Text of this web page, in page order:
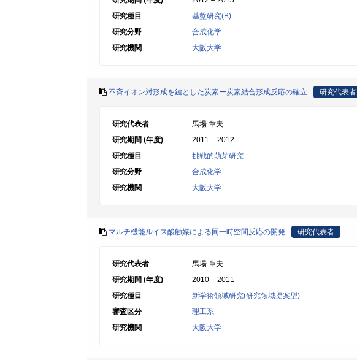
研究種目
基盤研究(B)
研究分野
合成化学
研究機関
大阪大学
不斉イオン対形成を鍵とした炭素ー炭素結合形成反応の確立 研究代表者
研究代表者
馬場 章夫
研究期間 (年度)
2011 – 2012
研究種目
挑戦的萌芽研究
研究分野
合成化学
研究機関
大阪大学
マルチ機能ルイス酸触媒による同一時空間反応の開発 研究代表者
研究代表者
馬場 章夫
研究期間 (年度)
2010 – 2011
研究種目
新学術領域研究(研究領域提案型)
審査区分
理工系
研究機関
大阪大学